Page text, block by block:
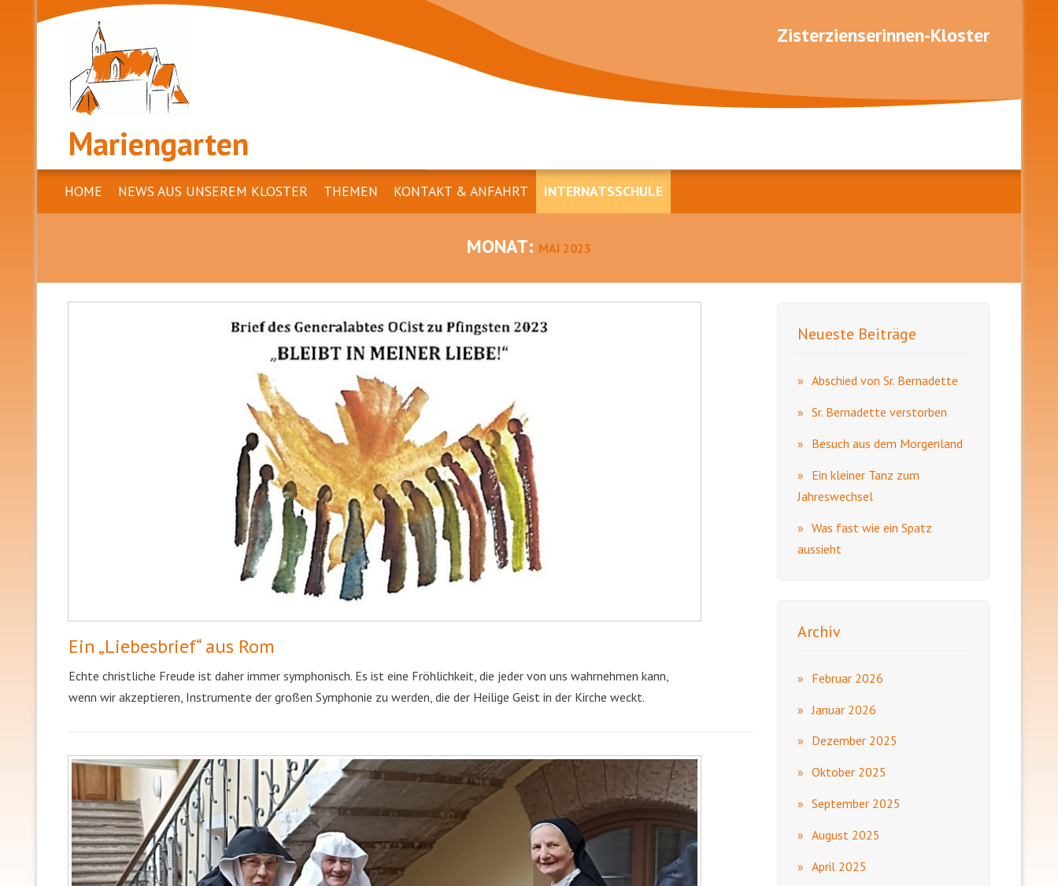
Mariengarten
Zisterzienserinnen-Kloster
HOME NEWS AUS UNSEREM KLOSTER THEMEN KONTAKT & ANFAHRT INTERNATSSCHULE
MONAT: MAI 2023
Ein „Liebesbrief“ aus Rom
Echte christliche Freude ist daher immer symphonisch. Es ist eine Fröhlichkeit, die jeder von uns wahrnehmen kann,
wenn wir akzeptieren, Instrumente der großen Symphonie zu werden, die der Heilige Geist in der Kirche weckt.
Neueste Beiträge
Abschied von Sr. Bernadette
Sr. Bernadette verstorben
Besuch aus dem Morgenland
Ein kleiner Tanz zum
Jahreswechsel
Was fast wie ein Spatz
aussieht
Archiv
Februar 2026
Januar 2026
Dezember 2025
Oktober 2025
September 2025
August 2025
April 2025